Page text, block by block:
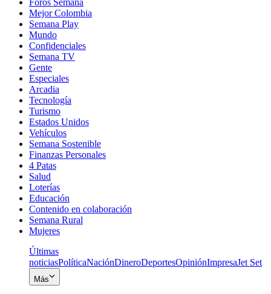
Mejor Colombia
Semana Play
Mundo
Confidenciales
Semana TV
Gente
Especiales
Arcadia
Tecnología
Turismo
Estados Unidos
Vehículos
Semana Sostenible
Finanzas Personales
4 Patas
Salud
Loterías
Educación
Contenido en colaboración
Semana Rural
Mujeres
Últimas
noticiasPolíticaNaciónDineroDeportesOpiniónImpresaJet Set
Más